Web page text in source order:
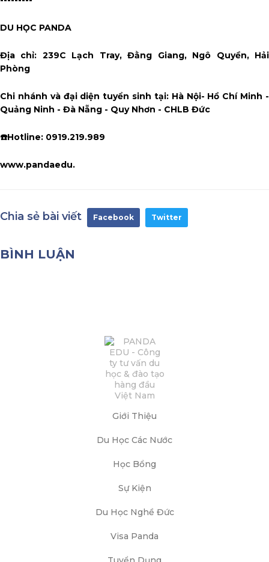
DU HỌC PANDA
Địa chỉ: 239C Lạch Tray, Đằng Giang, Ngô Quyền, Hải
Phòng
Chi nhánh và đại diện tuyển sinh tại: Hà Nội- Hồ Chí Minh -
Quảng Ninh - Đà Nẵng - Quy Nhơn - CHLB Đức
☎️Hotline: 0919.219.989
www.pandaedu.
Chia sẻ bài viết Facebook Twitter
BÌNH LUẬN
Giới Thiệu
Du Học Các Nước
Học Bổng
Sự Kiện
Du Học Nghề Đức
Visa Panda